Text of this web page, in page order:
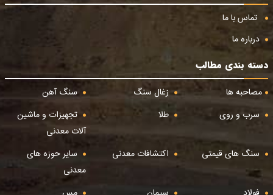
تماس با ما
درباره ما
دسته بندی مطالب
مصاحبه ها
زغال سنگ
سنگ آهن
سرب و روی
طلا
تجهیزات و ماشین
آلات معدنی
سنگ های قیمتی
اکتشافات معدنی
سایر حوزه های
معدنی